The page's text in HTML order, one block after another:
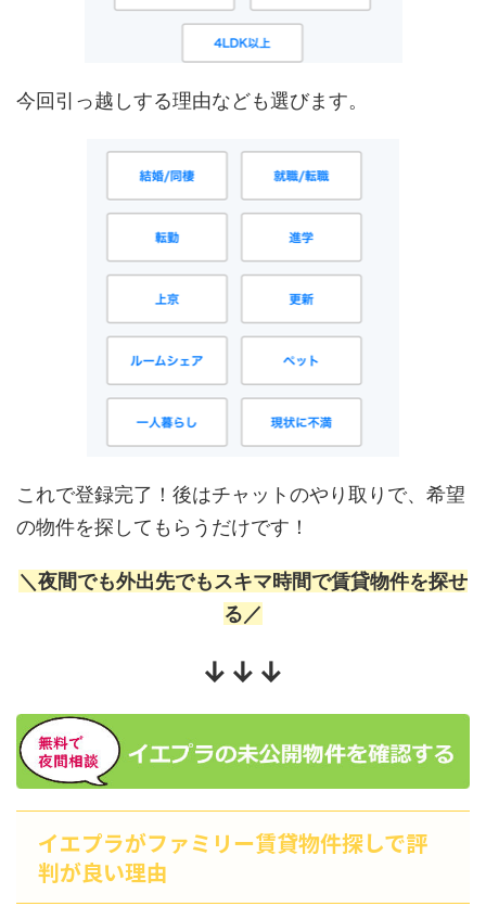
今回引っ越しする理由なども選びます。
これで登録完了！後はチャットのやり取りで、希望
の物件を探してもらうだけです！
＼夜間でも外出先でもスキマ時間で賃貸物件を探せ
る／
↓↓↓
イエプラがファミリー賃貸物件探しで評
判が良い理由